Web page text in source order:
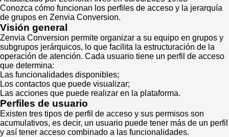
Conozca cómo funcionan los perfiles de acceso y la jerarquía
de grupos en Zenvia Conversion.
Visión general
Zenvia Conversion permite organizar a su equipo en grupos y
subgrupos jerárquicos, lo que facilita la estructuración de la
operación de atención. Cada usuario tiene un perfil de acceso
que determina:
Las funcionalidades disponibles;
Los contactos que puede visualizar;
Las acciones que puede realizar en la plataforma.
Perfiles de usuario
Existen tres tipos de perfil de acceso y sus permisos son
acumulativos, es decir, un usuario puede tener más de un perfil
y así tener acceso combinado a las funcionalidades.